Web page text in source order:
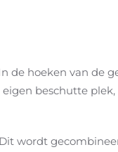
de hoeken van de
beschutte
wordt